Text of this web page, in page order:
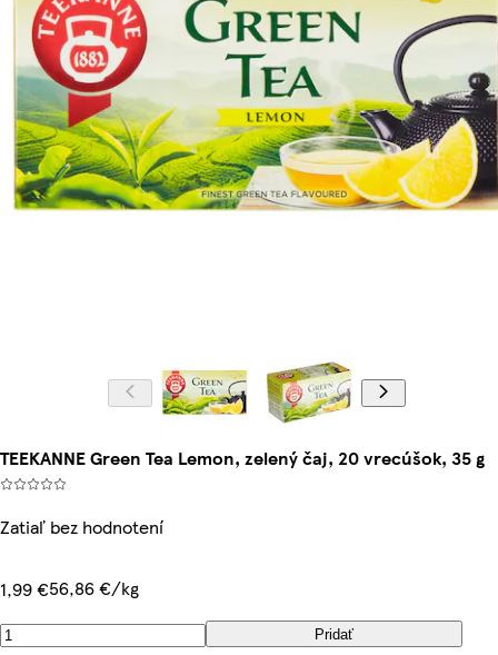
TEEKANNE Green Tea Lemon, zelený čaj, 20 vrecúšok, 35 g
Zatiaľ bez hodnotení
1,99 €56,86 €/kg
Pridať